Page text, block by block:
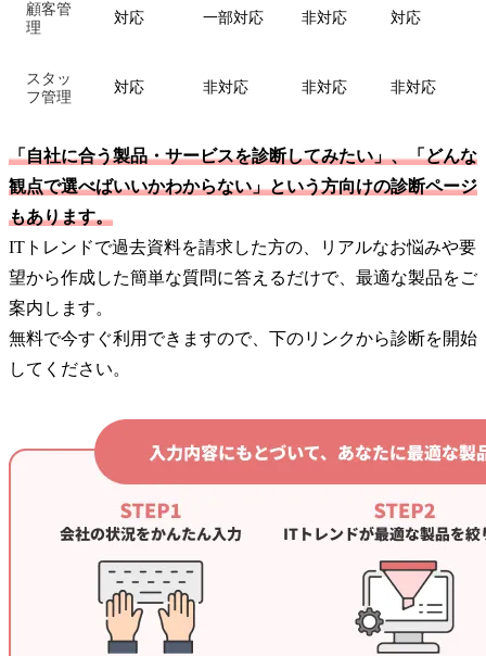
顧客管
理
対応 一部対応 非対応 対応
スタッ
フ管理
対応 非対応 非対応 非対応
「自社に合う製品・サービスを診断してみたい」、「どんな
観点で選べばいいかわからない」という方向けの診断ページ
もあります。
ITトレンドで過去資料を請求した方の、リアルなお悩みや要
望から作成した簡単な質問に答えるだけで、最適な製品をご
案内します。
無料で今すぐ利用できますので、下のリンクから診断を開始
してください。